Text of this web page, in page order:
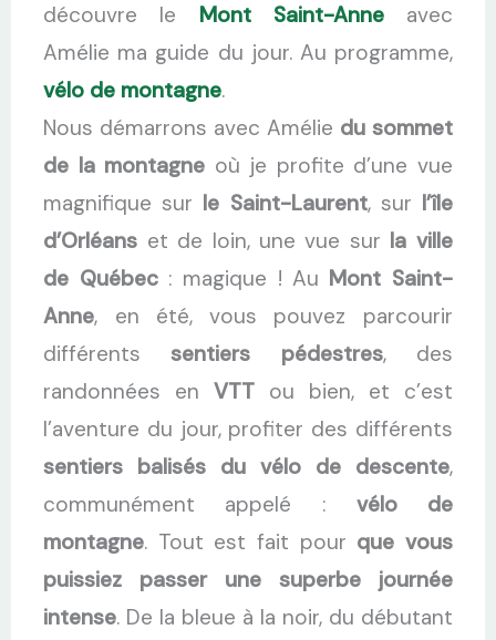
découvre le Mont Saint-Anneavec
Amélie ma guide du jour. Au programme,
vélo de montagne.
Nous démarrons avec Amélie du sommet
de la montagne où je profite d’une vue
magnifique sur le Saint-Laurent, sur l’île
d’Orléans et de loin, une vue sur la ville
de Québec: magique ! Au Mont Saint-
Anne, en été, vous pouvez parcourir
différentssentiers pédestres, des
randonnées enVTT ou bien, et c’est
l’aventure du jour, profiter des différents
sentiers balisés du vélo de descente,
communément appelé : vélo de
montagne. Tout est fait pour que vous
puissiez passer une superbe journée
intense. De la bleue à la noir, du débutant